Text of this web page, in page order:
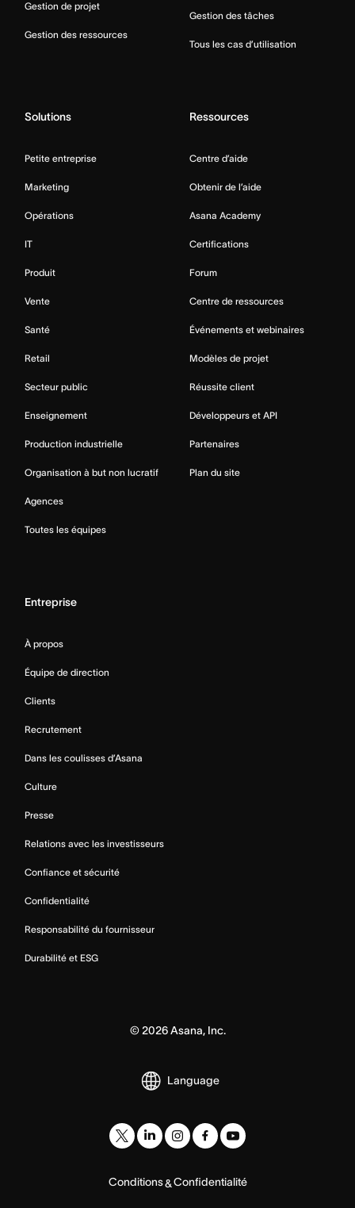
Gestion de projet
Gestion des ressources
Gestion des tâches
Tous les cas d’utilisation
Solutions
Petite entreprise
Marketing
Opérations
IT
Produit
Vente
Santé
Retail
Secteur public
Enseignement
Production industrielle
Organisation à but non lucratif
Agences
Toutes les équipes
Ressources
Centre d’aide
Obtenir de l’aide
Asana Academy
Certifications
Forum
Centre de ressources
Événements et webinaires
Modèles de projet
Réussite client
Développeurs et API
Partenaires
Plan du site
Entreprise
À propos
Équipe de direction
Clients
Recrutement
Dans les coulisses d’Asana
Culture
Presse
Relations avec les investisseurs
Confiance et sécurité
Confidentialité
Responsabilité du fournisseur
Durabilité et ESG
© 2026Asana, Inc.
Language
Conditions&Confidentialité